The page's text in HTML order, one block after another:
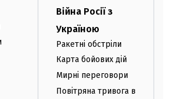
Війна Росії з
Україною
Ракетні обстріли
Карта бойових дій
Мирні переговори
Повітряна тривога в